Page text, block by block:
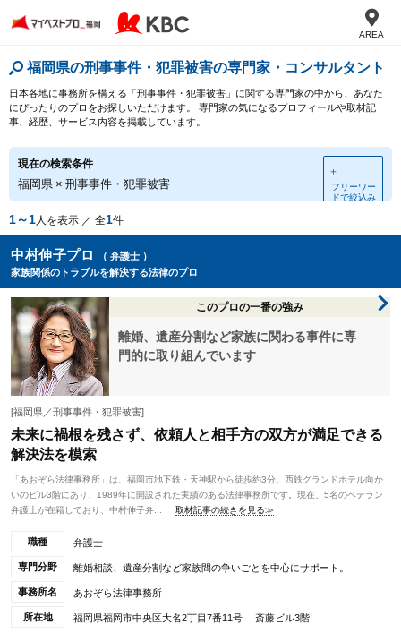
AREA
福岡県の刑事事件・犯罪被害の専門家・コンサルタント
日本各地に事務所を構える「刑事事件・犯罪被害」に関する専門家の中から、あなた
にぴったりのプロをお探しいただけます。 専門家の気になるプロフィールや取材記
事、経歴、サービス内容を掲載しています。
現在の検索条件
福岡県 × 刑事事件・犯罪被害
＋
フリーワー
ドで絞込み
1～1人を表示 ／ 全1件
中村伸子プロ
（ 弁護士 ）
家族関係のトラブルを解決する法律のプロ
このプロの一番の強み
離婚、遺産分割など家族に関わる事件に専
門的に取り組んでいます
[福岡県／刑事事件・犯罪被害]
未来に禍根を残さず、依頼人と相手方の双方が満足できる
解決法を模索
「あおぞら法律事務所」は、福岡市地下鉄・天神駅から徒歩約3分。西鉄グランドホテル向か
いのビル3階にあり、1989年に開設された実績のある法律事務所です。現在、5名のベテラン
弁護士が在籍しており、中村伸子弁...
取材記事の続きを見る≫
職種 弁護士
専門分野 離婚相談、遺産分割など家族間の争いごとを中心にサポート。
事務所名 あおぞら法律事務所
所在地 福岡県福岡市中央区大名2丁目7番11号 斎藤ビル3階